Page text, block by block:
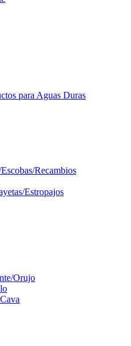
para Aguas Duras
Recambios
Estropajos
Orujo